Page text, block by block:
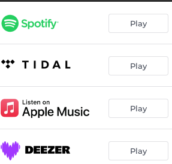
Play
Play
Play
Play